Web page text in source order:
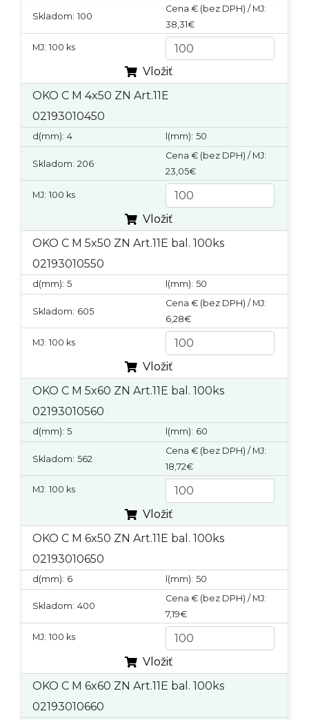
Skladom: 100
Cena € (bez DPH) / MJ:
38,31€
MJ: 100 ks
Vložiť
OKO C M 4x50 ZN Art.11E
02193010450
d(mm): 4 l(mm): 50
Skladom: 206
Cena € (bez DPH) / MJ:
23,05€
MJ: 100 ks
Vložiť
OKO C M 5x50 ZN Art.11E bal. 100ks
02193010550
d(mm): 5 l(mm): 50
Skladom: 605
Cena € (bez DPH) / MJ:
6,28€
MJ: 100 ks
Vložiť
OKO C M 5x60 ZN Art.11E bal. 100ks
02193010560
d(mm): 5 l(mm): 60
Skladom: 562
Cena € (bez DPH) / MJ:
18,72€
MJ: 100 ks
Vložiť
OKO C M 6x50 ZN Art.11E bal. 100ks
02193010650
d(mm): 6 l(mm): 50
Skladom: 400
Cena € (bez DPH) / MJ:
7,19€
MJ: 100 ks
Vložiť
OKO C M 6x60 ZN Art.11E bal. 100ks
02193010660